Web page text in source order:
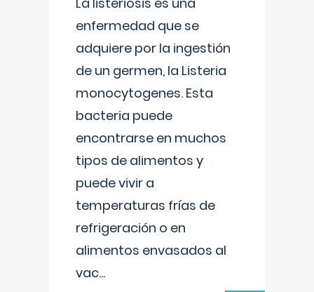
enfermedad que se
adquiere por la ingestión
de un germen, la Listeria
monocytogenes. Esta
bacteria puede
encontrarse en muchos
tipos de alimentos y
puede vivir a
temperaturas frías de
refrigeración o en
alimentos envasados al
vac...